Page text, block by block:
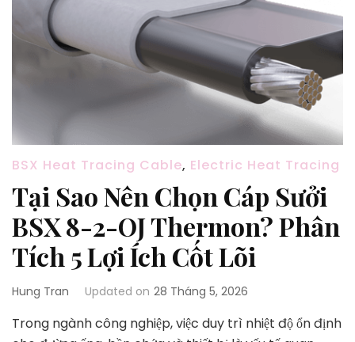
BSX Heat Tracing Cable, Electric Heat Tracing
Tại Sao Nên Chọn Cáp Sưởi
BSX 8-2-OJ Thermon? Phân
Tích 5 Lợi Ích Cốt Lõi
Hung Tran Updated on 28 Tháng 5, 2026
Trong ngành công nghiệp, việc duy trì nhiệt độ ổn định